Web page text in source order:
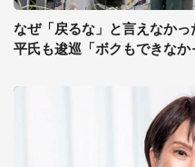
なぜ「戻るな」と言えなか
平氏も逡巡「ボクもできなか